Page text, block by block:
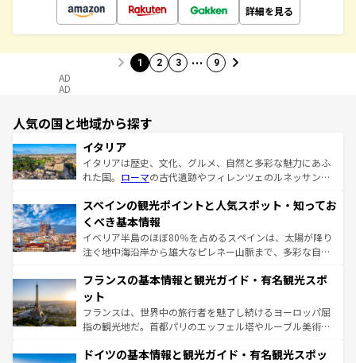
詳細を見る
1 2 3 … 9
AD
AD
人気の国と地域から探す
イタリア
イタリアは歴史、文化、グルメ、自然と多彩な魅力にあふ
れた国。 ローマの古代遺跡やフィレンツェのルネッサンス
ろん、トスカーナの美しい田園風景やアマルフィ海岸の絶
景など、自然景観も見逃せない。観光の合間には、本場の
ピザやパスタなど、絶品のイタリア料理を堪能することも
できる。朝目覚めてから夜眠るまで、すべての瞬間を楽し
なお、新着のイタリア情報はコンテンツ一覧を参照してほ
しい。
スペインの観光ポイントと人気スポット・知ってお
くべき基本情報
イベリア半島のほぼ80％を占めるスペインは、太陽が降り
注ぐ地中海沿岸から雄大なピレネー山脈まで、多彩な自然
文化が根付くこの国では、情熱的なフラメンコ、熱気あふ
れる闘牛、そして美味しいタパスが生活の一部となってい
る。首都マドリードの洗練された雰囲気や、バルセロナの
アートに溢れた街角から、地方では古代ローマ遺跡や中世
せる。地方によって風土や気候が異なるスペインはその個
フランスの基本情報と観光ガイド・有名観光スポ
ット
フランスは、世界中の旅行者を魅了し続けるヨーロッパ屈
指の観光地だ。首都パリのエッフェル塔やルーブル美術館
で、幅広い魅力が詰まっている。華麗な宮殿、歴史的な大
ドイツの基本情報と観光ガイド・有名観光スポッ